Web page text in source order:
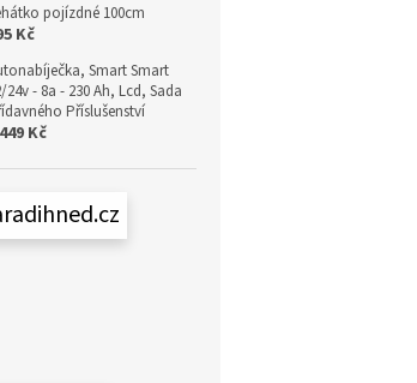
pojízdné 100cm
Kč
Smart Smart
24v - 8a - 230 Ah, Lcd, Sada
Příslušenství
Kč